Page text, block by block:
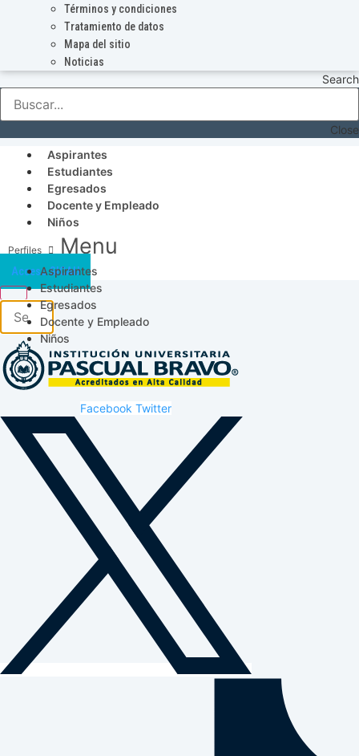
Términos y condiciones
Tratamiento de datos
Mapa del sitio
Noticias
Search
Close
Aspirantes
Estudiantes
Egresados
Docente y Empleado
Niños
Menu
Aspirantes
Estudiantes
Egresados
Docente y Empleado
Niños
Acceso SICAU
Facebook Twitter